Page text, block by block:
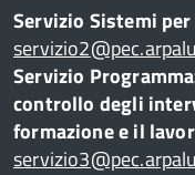
Servizio Sistemi
Servizio
controllo degli
formazione e il